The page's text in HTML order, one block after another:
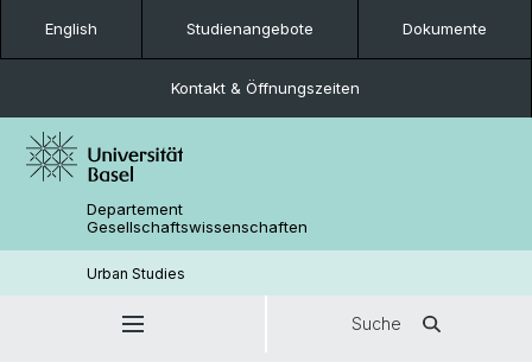
English Studienangebote Dokumente
Kontakt & Öffnungszeiten
Departement
Gesellschaftswissenschaften
Urban Studies
Suche